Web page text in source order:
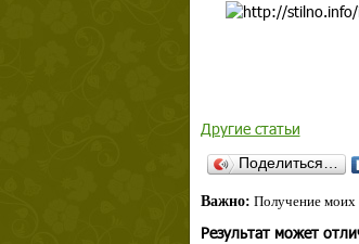
Другие статьи
Поделиться…
Важно: Получение моих
Результат может